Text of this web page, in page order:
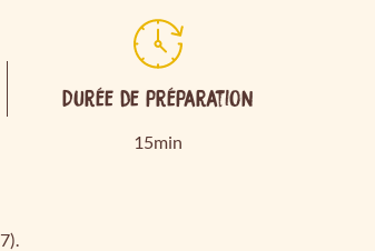
Durée de préparation
15min